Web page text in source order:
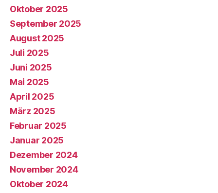
Oktober 2025
September 2025
August 2025
Juli 2025
Juni 2025
Mai 2025
April 2025
März 2025
Februar 2025
Januar 2025
Dezember 2024
November 2024
Oktober 2024